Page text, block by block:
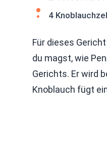
4
Für dieses
du magst, wie
Gerichts. Er wird
Knoblauch fügt